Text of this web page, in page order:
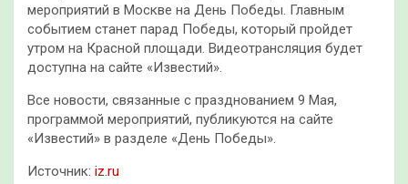
мероприятий в Москве на День Победы. Главным
событием станет парад Победы, который пройдет
утром на Красной площади. Видеотрансляция будет
доступна на сайте «Известий».
Все новости, связанные с празднованием 9 Мая,
программой мероприятий, публикуются на сайте
«Известий» в разделе «День Победы».
Источник: iz.ru